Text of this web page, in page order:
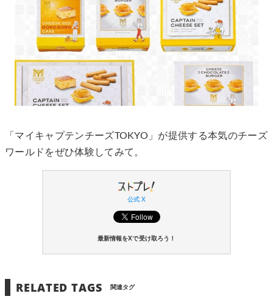
「マイキャプテンチーズTOKYO」が提供する本気のチーズ
ワールドをぜひ体験してみて。
公式 X
最新情報をXで受け取ろう！
RELATED TAGS 関連タグ